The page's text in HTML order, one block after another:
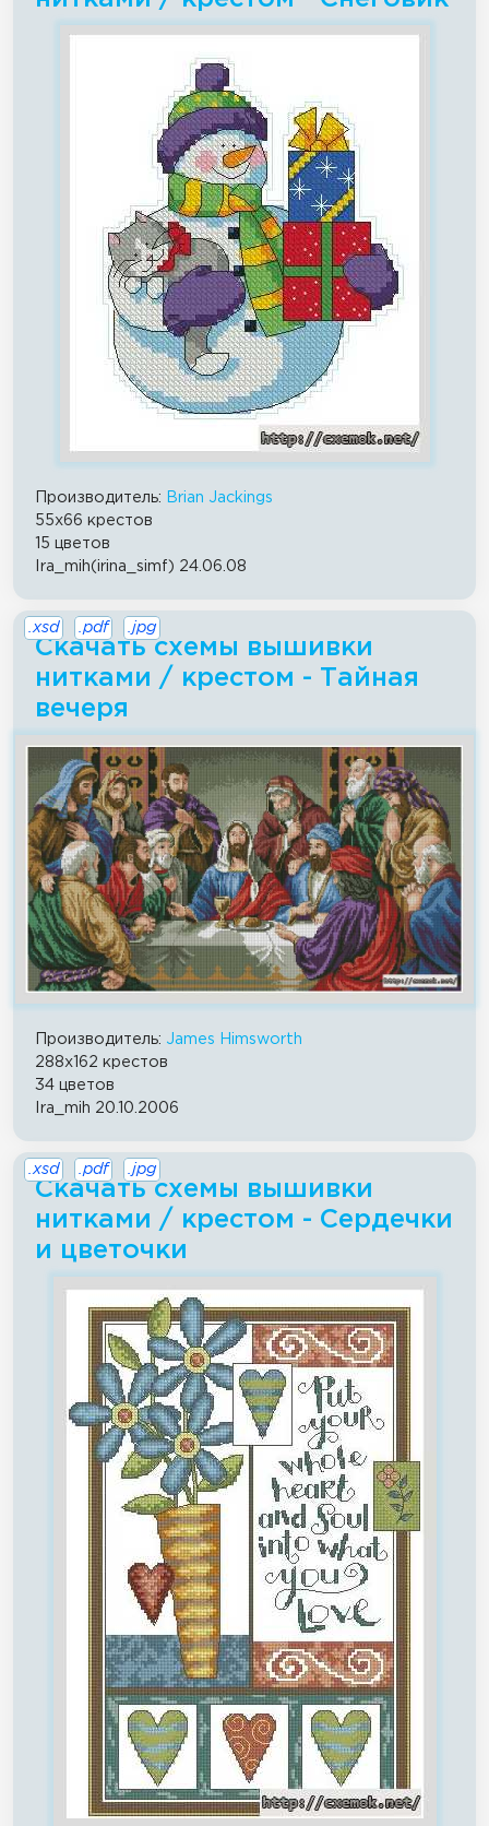
Производитель:
Brian Jackings
55x66 крестов
15 цветов
Ira_mih(irina_simf) 24.06.08
Скачать схемы вышивки
нитками / крестом - Тайная
вечеря
.xsd .pdf .jpg
Производитель: James Himsworth
288x162 крестов
34 цветов
Ira_mih 20.10.2006
Скачать схемы вышивки
нитками / крестом - Сердечки
и цветочки
.xsd .pdf .jpg